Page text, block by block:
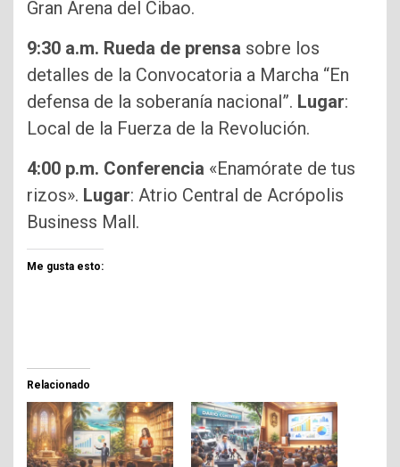
Gran Arena del Cibao.
9:30 a.m. Rueda de prensa sobre los
detalles de la Convocatoria a Marcha “En
defensa de la soberanía nacional”. Lugar:
Local de la Fuerza de la Revolución.
4:00 p.m. Conferencia «Enamórate de tus
rizos». Lugar: Atrio Central de Acrópolis
Business Mall.
Me gusta esto:
Relacionado